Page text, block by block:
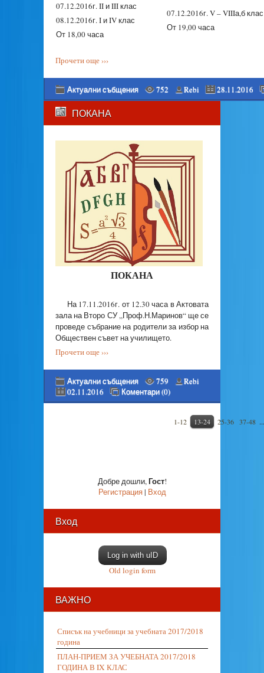
07.12.2016г. II и III клас
08.12.2016г. I и IV клас
От 18,00 часа
07.12.2016г. V – VIIIа,б клас
От 19,00 часа
Прочети още ›››
Актуални събщения 752 Rebi 28.11.2016
ПОКАНА
ПОКАНА
На 17.11.2016г. от 12.30 часа в Актовата
зала на Второ СУ ,,Проф.Н.Маринов“ ще се
проведе събрание на родители за избор на
Обществен съвет на училището.
Прочети още ›››
Актуални събщения 759
Rebi
02.11.2016
Коментари (0)
1-12 13-24 25-36 37-48 ...
Добре дошли,Гост!
Регистрация| Вход
Вход
Log in with uID
Old login form
ВАЖНО
Списък на учебници за учебната 2017/2018
година
ПЛАН-ПРИЕМ ЗА УЧЕБНАТА 2017/2018
ГОДИНА В IX КЛАС